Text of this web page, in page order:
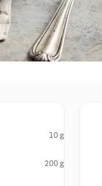
10 g
200 g